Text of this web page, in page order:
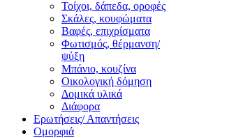
Τοίχοι, δάπεδα, οροφές
Σκάλες, κουφώματα
Βαφές, επιχρίσματα
Φωτισμός, θέρμανση/
ψύξη
Μπάνιο, κουζίνα
Οικολογική δόμηση
Δομικά υλικά
Διάφορα
Ερωτήσεις/ Απαντήσεις
Ομορφιά